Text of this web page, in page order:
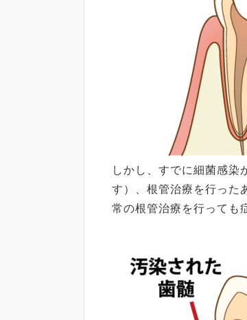
しかし、すでに細菌感染
す）、根管治療を行った
常の根管治療を行っても